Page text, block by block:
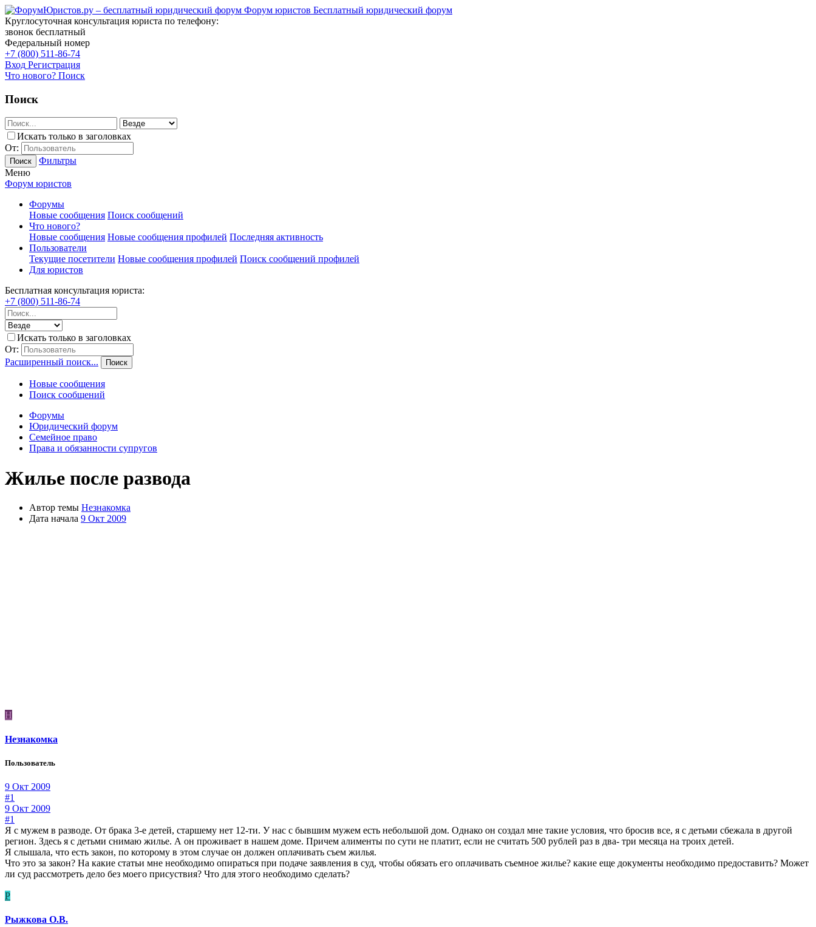
Форум юристов Бесплатный юридический форум
Круглосуточная консультация юриста по телефону:
звонок бесплатный
Федеральный номер
+7 (800) 511-86-74
Вход Регистрация
Что нового? Поиск
Поиск
Искать только в заголовках
От:
Поиск
Фильтры
Меню
Форум юристов
Форумы
Новые сообщения Поиск сообщений
Что нового?
Новые сообщения Новые сообщения профилей Последняя активность
Пользователи
Текущие посетители Новые сообщения профилей Поиск сообщений профилей
Для юристов
Бесплатная консультация юриста:
+7 (800) 511-86-74
Искать только в заголовках
От:
Расширенный поиск...
Поиск
Новые сообщения
Поиск сообщений
Форумы
Юридический форум
Семейное право
Права и обязанности супругов
Жилье после развода
Автор темы Незнакомка
Дата начала 9 Окт 2009
Н
Незнакомка
Пользователь
9 Окт 2009
#1
9 Окт 2009
#1
Я с мужем в разводе. От брака 3-е детей, старшему нет 12-ти. У нас с бывшим мужем есть небольшой дом. Однако он создал мне такие условия, что бросив все, я с детьми сбежала в другой
регион. Здесь я с детьми снимаю жилье. А он проживает в нашем доме. Причем алименты по сути не платит, если не считать 500 рублей раз в два- три месяца на троих детей.
Я слышала, что есть закон, по которому в этом случае он должен оплачивать съем жилья.
Что это за закон? На какие статьи мне необходимо опираться при подаче заявления в суд, чтобы обязать его оплачивать съемное жилье? какие еще документы необходимо предоставить? Может
ли суд рассмотреть дело без моего присуствия? Что для этого необходимо сделать?
Р
Рыжкова О.В.